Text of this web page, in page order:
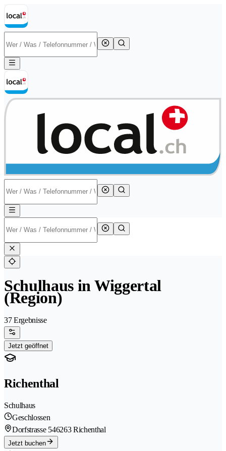
Schulhaus in Wiggertal
(Region)
37 Ergebnisse
Jetzt geöffnet
Richenthal
Schulhaus
Geschlossen
Dorfstrasse 546263 Richenthal
Jetzt buchen